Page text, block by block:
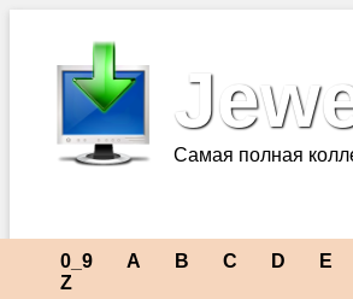
Самая полная
0_9 A B C D E
Z